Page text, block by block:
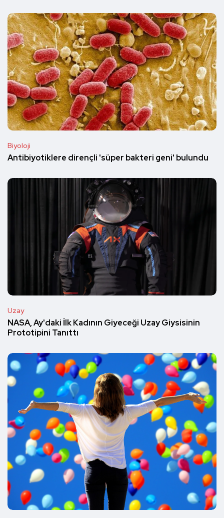
Biyoloji
Antibiyotiklere dirençli 'süper bakteri geni' bulundu
Uzay
NASA, Ay'daki İlk Kadının Giyeceği Uzay Giysisinin
Prototipini Tanıttı